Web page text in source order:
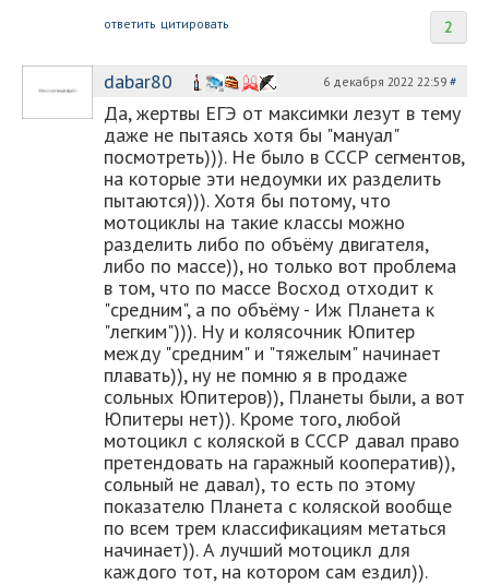
2
ответить цитировать
dabar80 6 декабря 2022 22:59 #
Да, жертвы ЕГЭ от максимки лезут в тему
даже не пытаясь хотя бы "мануал"
посмотреть))). Не было в СССР сегментов,
на которые эти недоумки их разделить
пытаются))). Хотя бы потому, что
мотоциклы на такие классы можно
разделить либо по объёму двигателя,
либо по массе)), но только вот проблема
в том, что по массе Восход отходит к
"средним", а по объёму - Иж Планета к
"легким"))). Ну и колясочник Юпитер
между "средним" и "тяжелым" начинает
плавать)), ну не помню я в продаже
сольных Юпитеров)), Планеты были, а вот
Юпитеры нет)). Кроме того, любой
мотоцикл с коляской в СССР давал право
претендовать на гаражный кооператив)),
сольный не давал), то есть по этому
показателю Планета с коляской вообще
по всем трем классификациям метаться
начинает)). А лучший мотоцикл для
каждого тот, на котором сам ездил)).